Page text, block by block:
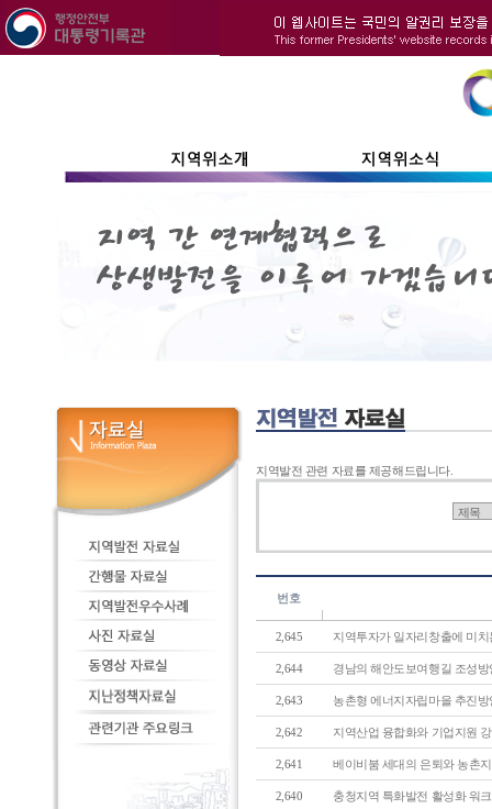
지역발전 관련 자료를 제공해드립니다.
번호
2,645 지역투자가 일자리창출에 미치
2,644 경남의 해안도보여행길 조성방
2,643 농촌형 에너지자립마을 추진방
2,642 지역산업 융합화와 기업지원
2,641 베이비붐 세대의 은퇴와 농촌
2,640 충청지역 특화발전 활성화 워